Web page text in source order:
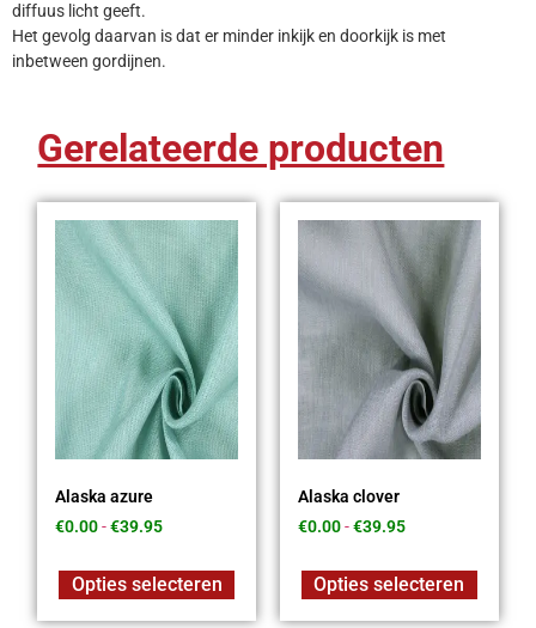
diffuus licht geeft.
Het gevolg daarvan is dat er minder inkijk en doorkijk is met
inbetween gordijnen.
Gerelateerde producten
Alaska azure
€0.00 - €39.95
Opties selecteren
Alaska clover
€0.00-€39.95
Opties selecteren